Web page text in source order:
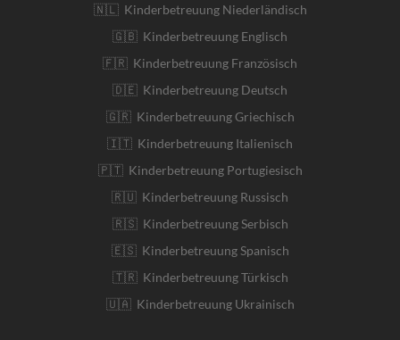
🇳🇱 Kinderbetreuung Niederländisch
🇬🇧 Kinderbetreuung Englisch
🇫🇷 Kinderbetreuung Französisch
🇩🇪 Kinderbetreuung Deutsch
🇬🇷 Kinderbetreuung Griechisch
🇮🇹 Kinderbetreuung Italienisch
🇵🇹 Kinderbetreuung Portugiesisch
🇷🇺 Kinderbetreuung Russisch
🇷🇸 Kinderbetreuung Serbisch
🇪🇸 Kinderbetreuung Spanisch
🇹🇷 Kinderbetreuung Türkisch
🇺🇦 Kinderbetreuung Ukrainisch